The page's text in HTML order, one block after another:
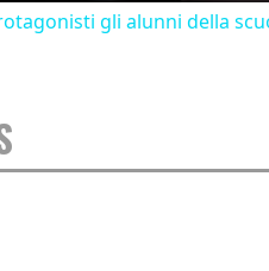
gli alunni della